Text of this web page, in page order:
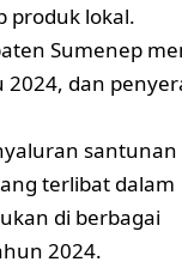
produk lokal.
Sumenep
2024, dan
santunan
terlibat dalam
di berbagai
2024.